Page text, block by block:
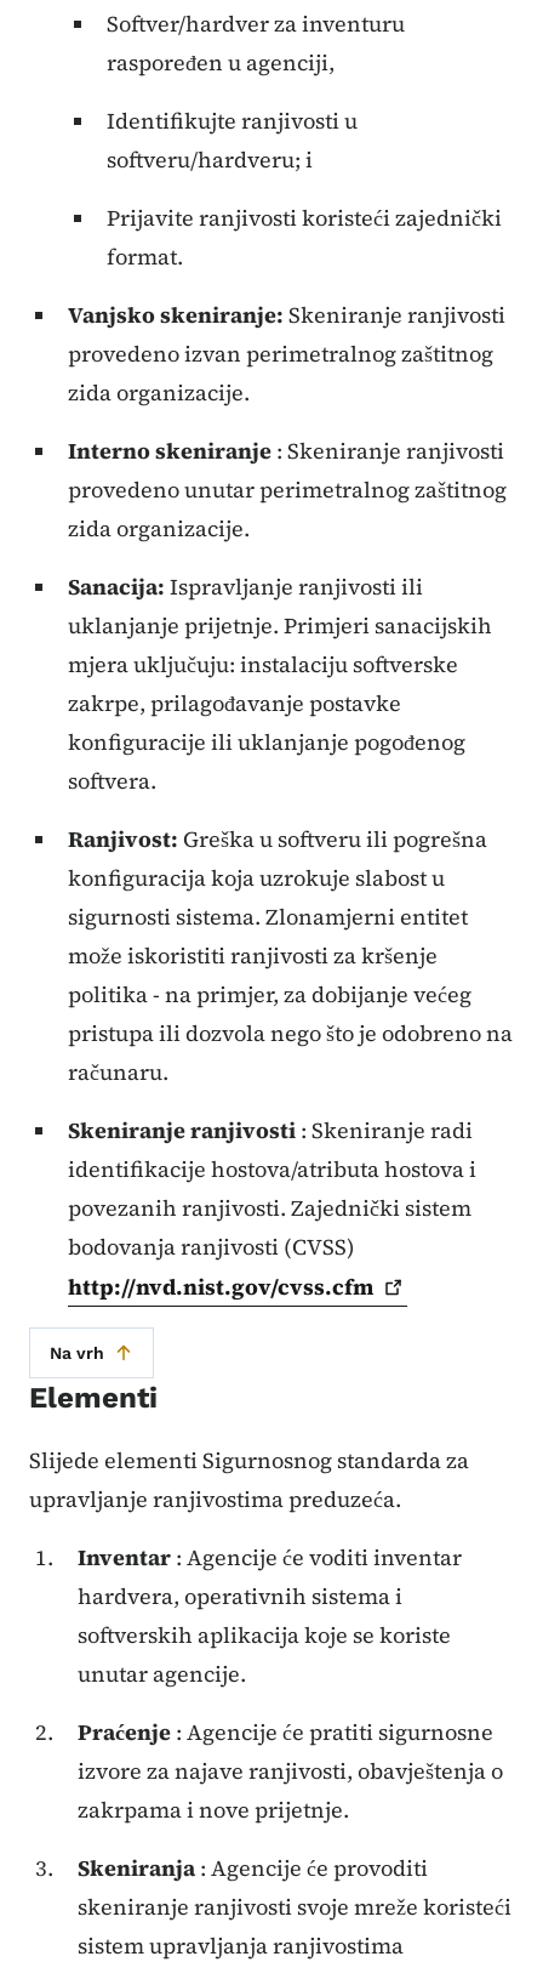
Softver/hardver za inventuru
raspoređen u agenciji,
Identifikujte ranjivosti u
softveru/hardveru; i
Prijavite ranjivosti koristeći zajednički
format.
Vanjsko skeniranje: Skeniranje ranjivosti
provedeno izvan perimetralnog zaštitnog
zida organizacije.
Interno skeniranje : Skeniranje ranjivosti
provedeno unutar perimetralnog zaštitnog
zida organizacije.
Sanacija: Ispravljanje ranjivosti ili
uklanjanje prijetnje. Primjeri sanacijskih
mjera uključuju: instalaciju softverske
zakrpe, prilagođavanje postavke
konfiguracije ili uklanjanje pogođenog
softvera.
Ranjivost: Greška u softveru ili pogrešna
konfiguracija koja uzrokuje slabost u
sigurnosti sistema. Zlonamjerni entitet
može iskoristiti ranjivosti za kršenje
politika - na primjer, za dobijanje većeg
pristupa ili dozvola nego što je odobreno na
računaru.
Skeniranje ranjivosti : Skeniranje radi
identifikacije hostova/atributa hostova i
povezanih ranjivosti. Zajednički sistem
bodovanja ranjivosti (CVSS)
http://nvd.nist.gov/cvss.cfm
Na vrh
Elementi
Slijede elementi Sigurnosnog standarda za
upravljanje ranjivostima preduzeća.
Inventar : Agencije će voditi inventar
hardvera, operativnih sistema i
softverskih aplikacija koje se koriste
unutar agencije.
Praćenje : Agencije će pratiti sigurnosne
izvore za najave ranjivosti, obavještenja o
zakrpama i nove prijetnje.
Skeniranja : Agencije će provoditi
skeniranje ranjivosti svoje mreže koristeći
sistem upravljanja ranjivostima